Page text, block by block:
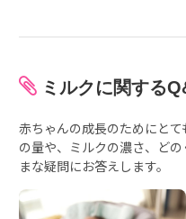
ミルクに関する
赤ちゃんの成長のためにと
の量や、ミルクの濃さ、ど
まな疑問にお答えします。